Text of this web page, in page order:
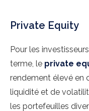
Private Equity
Pour les
terme, le private
rendement élevé en
liquidité et de
les portefeuilles